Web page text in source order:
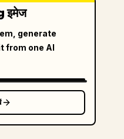
इमेज
generate
from one AI